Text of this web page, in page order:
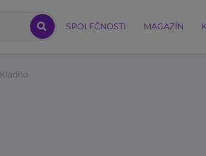
SPOLEČNOSTI MAGAZÍN
Kladno